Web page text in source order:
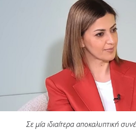
Σε μία ιδιαίτερα αποκαλυπτική